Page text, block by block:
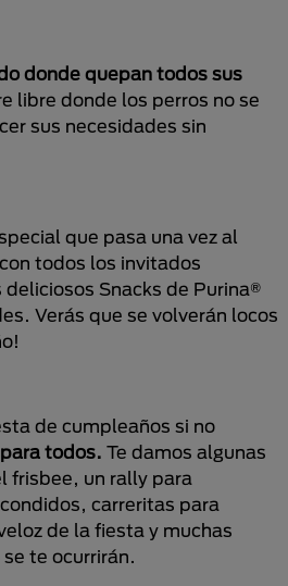
donde quepan todos sus
libre donde los perros no se
sus necesidades sin
que pasa una vez al
todos los invitados
Snacks de Purina®
Verás que se volverán locos
de cumpleaños si no
todos. Te damos algunas
frisbee, un rally para
carreritas para
de la fiesta y muchas
te ocurrirán.